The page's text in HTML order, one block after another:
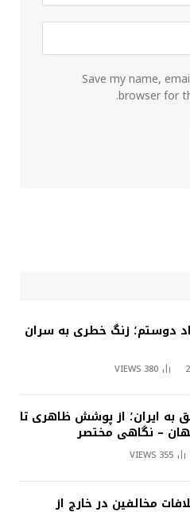
Save my name,
browser for
دوستم؛ زنگ خطری به سران
380
VIEWS
به ایران؛ از پوشش ظاهری تا
– نگاهی مختصر
355
VIEWS
مخالفین در خارج از